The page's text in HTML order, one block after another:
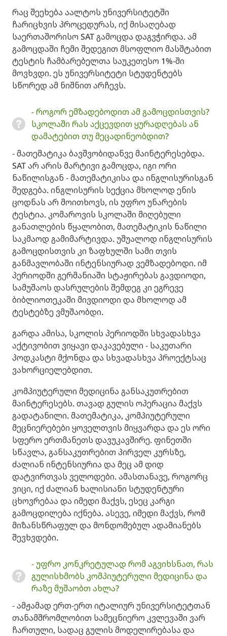
რაც შეეხება აალტოს უნივერსიტეტში
ჩარიცხვის პროცედურას, იქ მისაღებად
საერთაშორისო SAT გამოცდა დაგვჭირდა. ამ
გამოცდაში ჩემი შედეგით მსოფლიო მასშტაბით
ტესტის ჩამბარებელთა საუკეთესო 1%-ში
მოვხვდი. ეს უნივერსიტეტი სტუდენტებს
სწორედ ამ ნიშნით არჩევს. ​
- როგორ ემზადებოდით ამ გამოცდისთვის?
სკოლაში რას აქცევდით ყურადღებას ან
დამატებით თუ მეცადინეობდით?
- მათემატიკა ბავშვობიდანვე მაინტერესებდა.
SAT არ არის მარტივი გამოცდა, იგი ორი
ნაწილისგან - მათემატიკისა და ინგლისურისგან
შედგება. ინგლისურის სექცია მხოლოდ ენის
ცოდნას არ მოითხოვს, ის უფრო უნარების
ტესტია. კომაროვის სკოლაში მიღებული
განათლების წყალობით, მათემატიკის ნაწილი
საკმაოდ გამიმარტივდა. უშუალოდ ინგლისურის
გამოცდისთვის კი ზაფხულში სამი თვის
განმავლობაში ინტენსიურად ვემზადებოდი. იმ
პერიოდში გერმანიაში სტაჟირებას გავდიოდი,
სამუშაოს დასრულების შემდეგ კი ეგრევე
ბიბლიოთეკაში მივდიოდი და მხოლოდ ამ
ტესტებზე ვმუშაობდი. ​
გარდა ამისა, სკოლის პერიოდში სხვადასხვა
აქტივობით ვიყავი დაკავებული - საკუთარი
პოდკასტი მქონდა და სხვადასხვა პროექტსაც
ვახორციელებდით. ​
კომპიუტერული მედიცინა განსაკუთრებით
მაინტერესებს. თავად გულის ოპერაცია მაქვს
გადატანილი. მათემატიკა, კომპიუტერული
მეცნიერებები ყოველთვის მიყვარდა და ეს ორი
სფერო ერთმანეთს დავუკავშირე. ფინეთში
სწავლა, განსაკუთრებით პირველ კურსზე,
ძალიან ინტენსიურია და მეც ამ დიდ
დატვირთვას ველოდები. ამასთანავე, როგორც
ვიცი, იქ ძალიან ხალისიანი სტუდენტური
ცხოვრებაა და იმედი მაქვს, ესეც კარგი
გამოცდილება იქნება. ასევე, იმედი მაქვს, რომ
მიზანსწრაფულ და მონდომებულ ადამიანებს
შევხვდები.
- უფრო კონკრეტულად რომ აგვიხსნათ, რას
გულისხმობს კომპიუტერული მედიცინა და
რაზე მუშაობთ ახლა? ​
- ამჟამად ერთ-ერთ იტალიურ უნივერსიტეტთან
თანამშრომლობით სამეცნიერო კვლევაში ვარ
ჩართული, სადაც გულის მოდელირებასა და